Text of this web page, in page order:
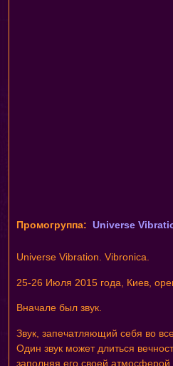
Промогруппа: Universe
Universe Vibration. Vibronica.
25-26 Июля 2015 года, Киев,
Вначале был звук.
Звук, запечатляющий себя во
Один звук может длиться
заполняя его своей